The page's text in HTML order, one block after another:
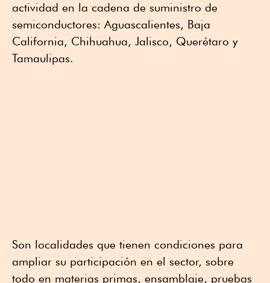
actividad en la cadena de suministro de
semiconductores: Aguascalientes, Baja
California, Chihuahua, Jalisco, Querétaro y
Tamaulipas.
Son localidades que tienen condiciones para
ampliar su participación en el sector, sobre
todo en materias primas, ensamblaje, pruebas